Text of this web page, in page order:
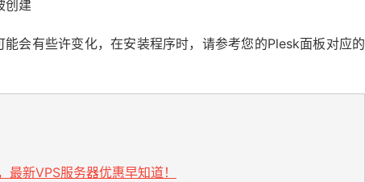
创建
会有些许变化，在安装程序时，请参考您的Plesk面板对应的
最新VPS服务器优惠早知道！